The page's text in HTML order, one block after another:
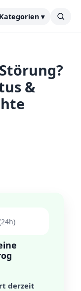
Kategorien ▾
&
derzeit